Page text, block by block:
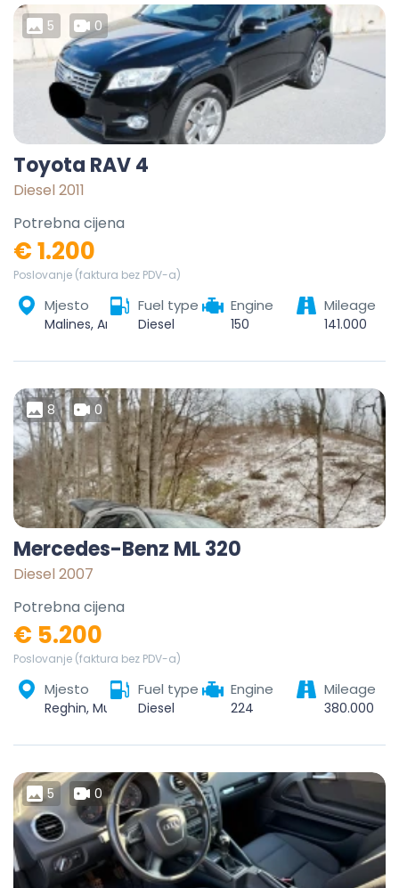
5 0
Toyota RAV 4
Diesel 2011
Potrebna cijena
€ 1.200
Poslovanje (faktura bez PDV-a)
Mjesto Fuel type
Diesel
Engine
150
Mileage
141.000
8 0
Mercedes-Benz ML 320
Diesel 2007
Potrebna cijena
€ 5.200
Poslovanje (faktura bez PDV-a)
Mjesto Fuel type
Diesel
Engine
224
Mileage
380.000
5 0